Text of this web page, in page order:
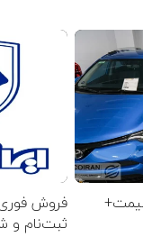
فروش
ثبت‌نام و